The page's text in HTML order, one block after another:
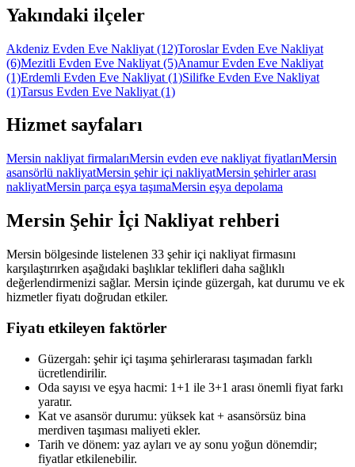
Yakındaki ilçeler
Akdeniz Evden Eve Nakliyat (12)Toroslar Evden Eve Nakliyat
(6)Mezitli Evden Eve Nakliyat (5)Anamur Evden Eve Nakliyat
(1)Erdemli Evden Eve Nakliyat (1)Silifke Evden Eve Nakliyat
(1)Tarsus Evden Eve Nakliyat (1)
Hizmet sayfaları
Mersin nakliyat firmalarıMersin evden eve nakliyat fiyatlarıMersin
asansörlü nakliyatMersin şehir içi nakliyatMersin şehirler arası
nakliyatMersin parça eşya taşımaMersin eşya depolama
Mersin Şehir İçi Nakliyat rehberi
Mersin bölgesinde listelenen 33 şehir içi nakliyat firmasını
karşılaştırırken aşağıdaki başlıklar teklifleri daha sağlıklı
değerlendirmenizi sağlar. Mersin içinde güzergah, kat durumu ve ek
hizmetler fiyatı doğrudan etkiler.
Fiyatı etkileyen faktörler
Güzergah: şehir içi taşıma şehirlerarası taşımadan farklı
ücretlendirilir.
Oda sayısı ve eşya hacmi: 1+1 ile 3+1 arası önemli fiyat farkı
yaratır.
Kat ve asansör durumu: yüksek kat + asansörsüz bina
merdiven taşıması maliyeti ekler.
Tarih ve dönem: yaz ayları ve ay sonu yoğun dönemdir;
fiyatlar etkilenebilir.